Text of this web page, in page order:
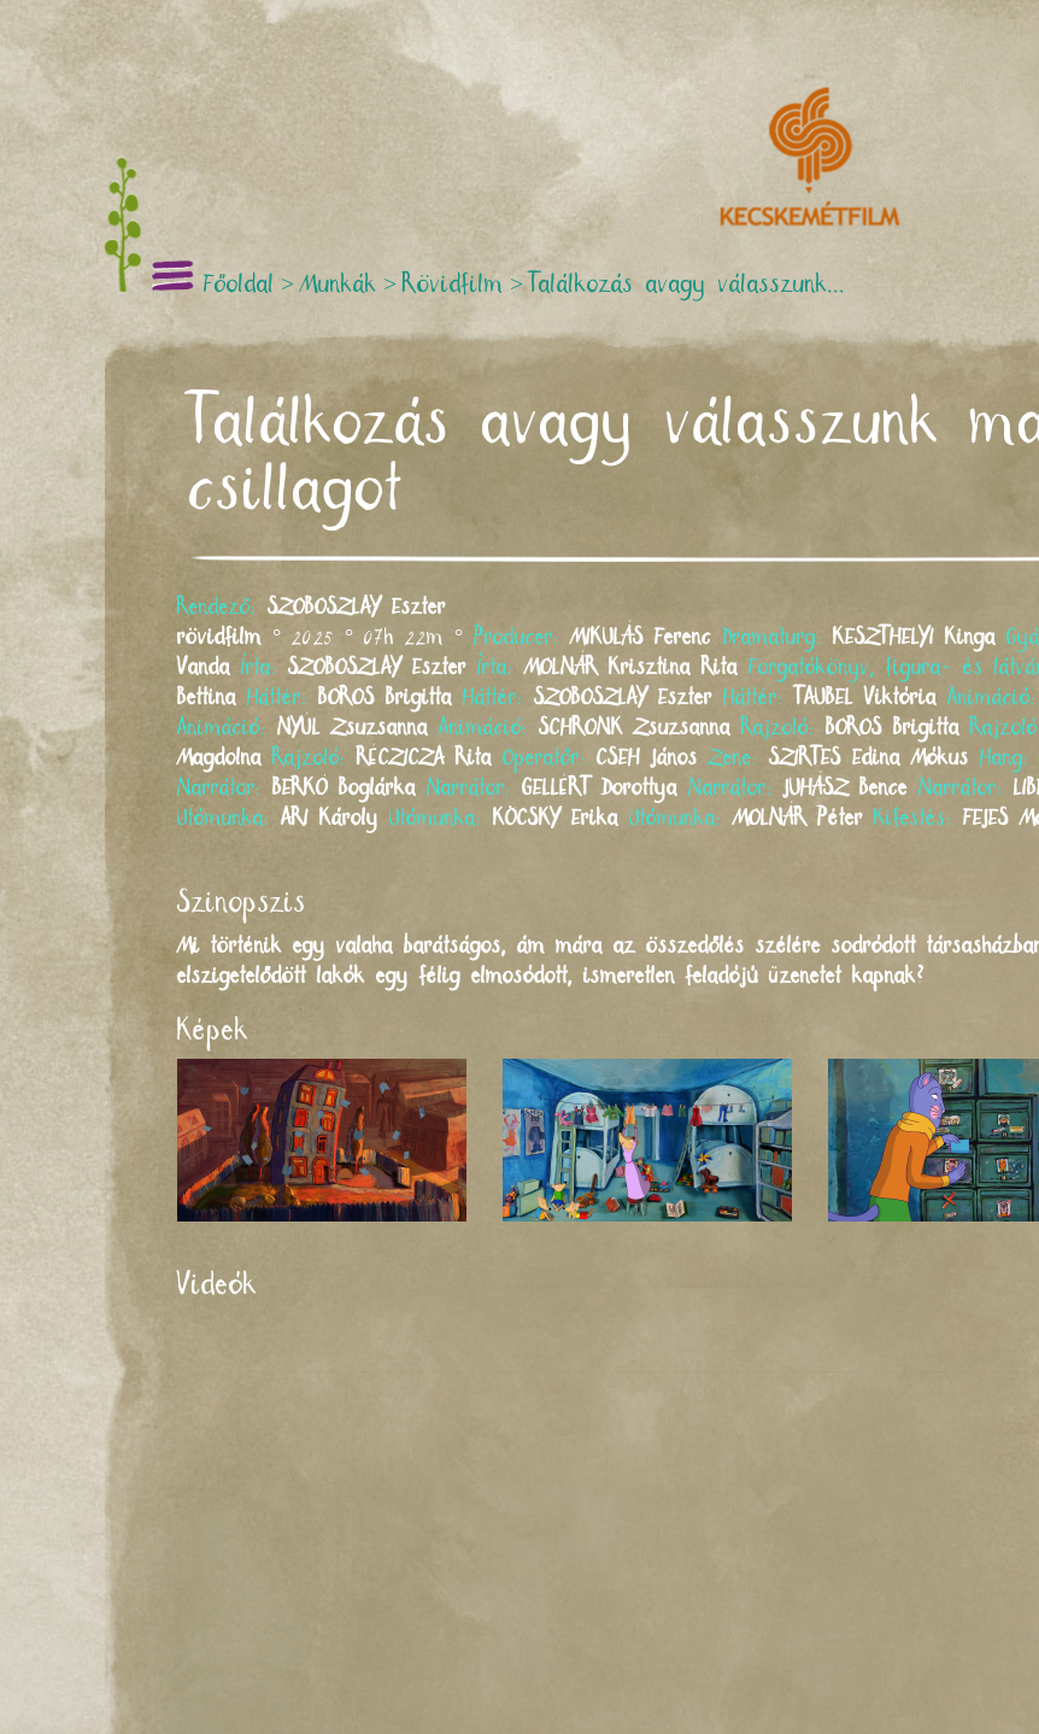
Főoldal > Munkák > Rövidfilm > Találkozás avagy válasszunk...
Találkozás avagy válasszunk
csillagot
Rendező: SZOBOSZLAYEszter
rövidfilm ° 2025 ° 07h 22m ° Producer:MIKULÁS Ferenc Dramaturg: KESZTHELYI Kinga
Vanda Írta: SZOBOSZLAY Eszter Írta:MOLNÁR Krisztina Rita Forgatókönyv, figura- és
Bettina Háttér: BOROS Brigitta Háttér: SZOBOSZLAY Eszter Háttér: TAUBEL Viktória Animáció:
Animáció: NYÚL Zsuzsanna Animáció: SCHRONK Zsuzsanna Rajzoló: BOROS Brigitta
Magdolna
Rajzoló: RÉCZICZA Rita Operatőr: CSEH János Zene: SZIRTES Edina Mókus Hang:
Narrátor: BERKÓ Boglárka Narrátor: GELLÉRT Dorottya Narrátor: JUHÁSZ Bence Narrátor:
Utómunka: ARI Károly Utómunka: KÖCSKY Erika Utómunka:MOLNÁR Péter Kifestés: FEJES
Szinopszis
Mi történik egy valaha barátságos, ám mára az összedőlés szélére sodródott
elszigetelődött lakók egy félig elmosódott, ismeretlen feladójú üzenetet kapnak?
Képek
Videók